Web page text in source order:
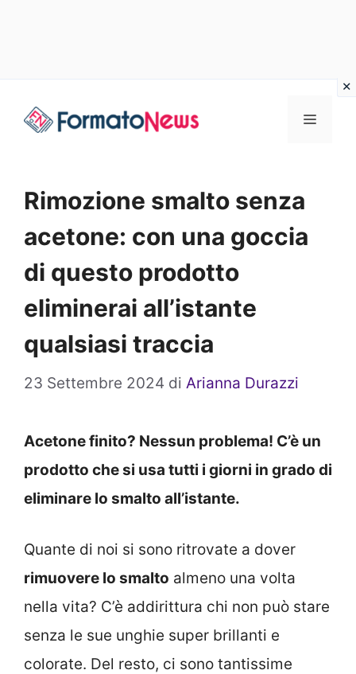
Menu
Rimozione smalto senza
acetone: con una goccia
di questo prodotto
eliminerai all’istante
qualsiasi traccia
23 Settembre 2024 di Arianna Durazzi
Acetone finito? Nessun problema! C’è un
prodotto che si usa tutti i giorni in grado di
eliminare lo smalto all’istante.
Quante di noi si sono ritrovate a dover
rimuovere lo smalto almeno una volta
nella vita? C’è addirittura chi non può stare
senza le sue unghie super brillanti e
colorate. Del resto, ci sono tantissime